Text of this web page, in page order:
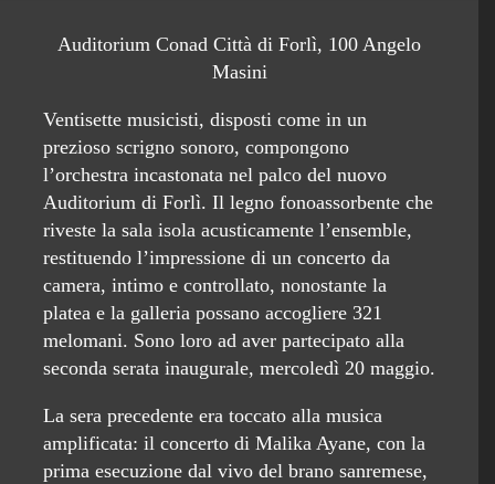
Auditorium Conad Città di Forlì, 100 Angelo
Masini
Ventisette musicisti, disposti come in un
prezioso scrigno sonoro, compongono
l’orchestra incastonata nel palco del nuovo
Auditorium di Forlì. Il legno fonoassorbente che
riveste la sala isola acusticamente l’ensemble,
restituendo l’impressione di un concerto da
camera, intimo e controllato, nonostante la
platea e la galleria possano accogliere 321
melomani. Sono loro ad aver partecipato alla
seconda serata inaugurale, mercoledì 20 maggio.
La sera precedente era toccato alla musica
amplificata: il concerto di Malika Ayane, con la
prima esecuzione dal vivo del brano sanremese,